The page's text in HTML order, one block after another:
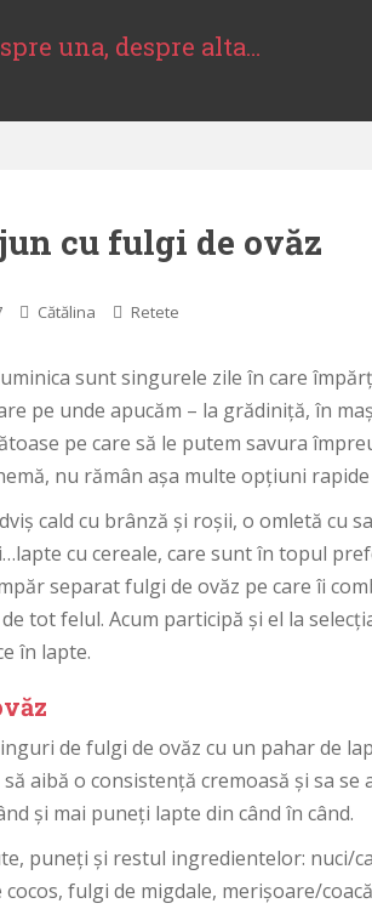
una, despre alta…
cu fulgi de ovăz
Cătălina Retete
sunt singurele zile în care
pe unde apucăm – la grădiniță, în
pe care să le putem savura
nu rămân așa multe opțiuni
cald cu brânză și roșii, o omletă cu
cu cereale, care sunt în topul
separat fulgi de ovăz pe care îi
tot felul. Acum participă și el la
în lapte.
de fulgi de ovăz cu un pahar de
aibă o consistență cremoasă și sa
și mai puneți lapte din când în când.
puneți și restul ingredientelor: nuci/
fulgi de migdale, merișoare/